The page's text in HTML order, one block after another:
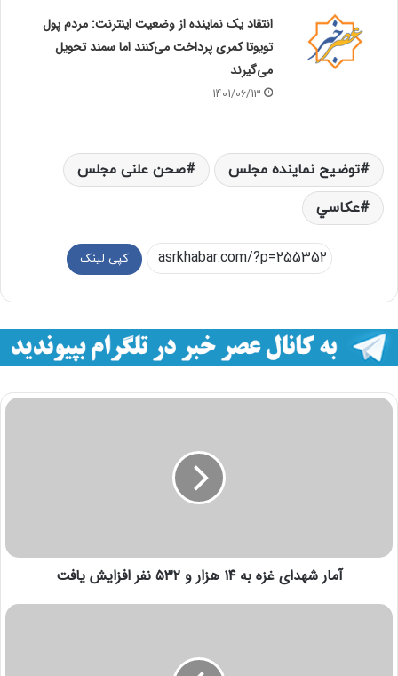
انتقاد یک نماینده از وضعیت اینترنت: مردم پول
تویوتا کمری پرداخت می‌کنند اما سمند تحویل
می‌گیرند
1401/06/13
توضیح نماینده مجلس
صحن علنی مجلس
عكاسي
کپی لینک
آمار شهدای غزه به ۱۴ هزار و ۵۳۲ نفر افزایش یافت